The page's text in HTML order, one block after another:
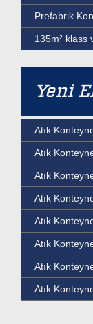
Prefabrik
135m² klass
Yeni
Atık
Atık
Atık
Atık
Atık
Atık
Atık
Atık